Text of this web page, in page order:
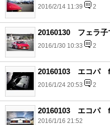
2016/2/14 11:39 2
20160130 フェラ子
2016/1/30 10:33 2
20160103 エコ
2016/1/24 20:53 2
20160103 エコ
2016/1/16 21:52